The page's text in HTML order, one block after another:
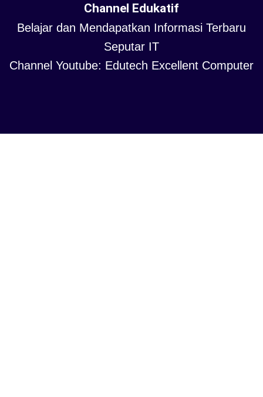
Channel Edukatif
Belajar dan Mendapatkan Informasi Terbaru
Seputar IT
Channel Youtube: Edutech Excellent Computer